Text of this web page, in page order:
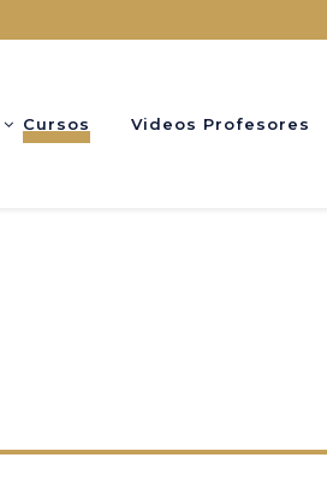
Cursos Videos Profesores